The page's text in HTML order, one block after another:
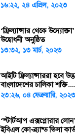
১৬:২২, ২৪ এপ্রিল, ২০২৩
‘ফ্রিল্যান্সার থেকে
উদ্বোধনী অনুষ্ঠিত
১৩:৩২, ১৩ মার্চ, ২০২৩
আইটি ফ্রিল্যান্সাররা হবে
বাংলাদেশের চালিকা
২৩:২৬, ০৪ ফেব্রুয়ারি, ২০২৩
‘স্টার্টআপ এক্সপ্লোরার
ইবিএল কো-ব্র্যান্ড ভিসা